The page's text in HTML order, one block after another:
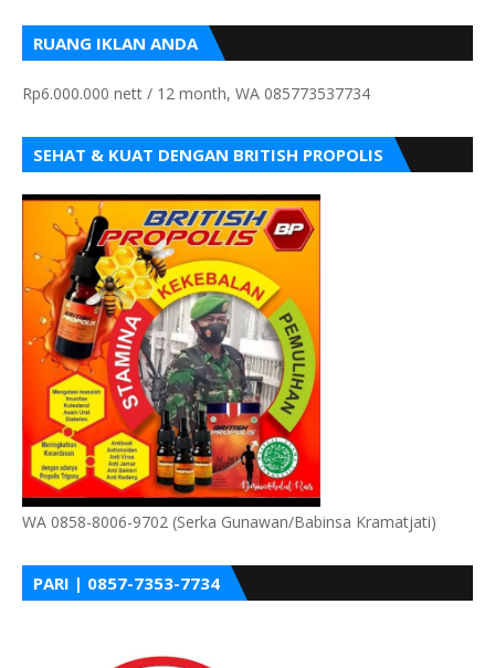
RUANG IKLAN ANDA
Rp6.000.000 nett / 12 month, WA 085773537734
SEHAT & KUAT DENGAN BRITISH PROPOLIS
WA 0858-8006-9702 (Serka Gunawan/Babinsa Kramatjati)
PARI | 0857-7353-7734